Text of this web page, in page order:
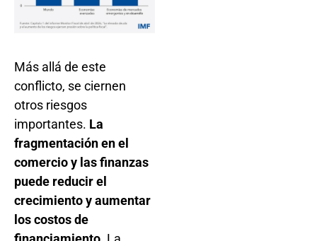
Más allá de este
conflicto, se ciernen
otros riesgos
importantes. La
fragmentación en el
comercio y las finanzas
puede reducir el
crecimiento y aumentar
los costos de